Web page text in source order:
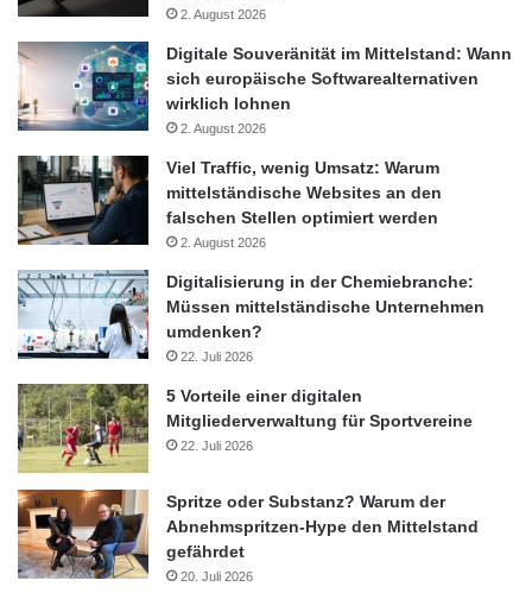
2. August 2026
Digitale Souveränität im Mittelstand: Wann
sich europäische Softwarealternativen
wirklich lohnen
2. August 2026
Viel Traffic, wenig Umsatz: Warum
mittelständische Websites an den
falschen Stellen optimiert werden
2. August 2026
Digitalisierung in der Chemiebranche:
Müssen mittelständische Unternehmen
umdenken?
22. Juli 2026
5 Vorteile einer digitalen
Mitgliederverwaltung für Sportvereine
22. Juli 2026
Spritze oder Substanz? Warum der
Abnehmspritzen-Hype den Mittelstand
gefährdet
20. Juli 2026